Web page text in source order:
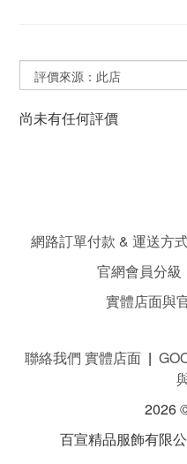
尚未有任何評價
網路訂單付款 & 運送方
官網會員分級
實體店面與
聯絡我們 實體店面 |
2026
百宣精品服飾有限